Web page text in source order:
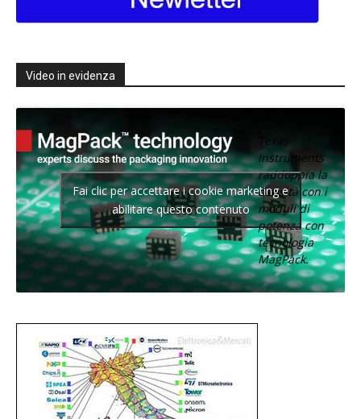
Video in evidenza
Texas
Instruments
raddoppia la
densità con i
moduli di
potenza con
tecnologia
MagPack.
Fai clic per accettare i cookie marketing e
abilitare questo contenuto